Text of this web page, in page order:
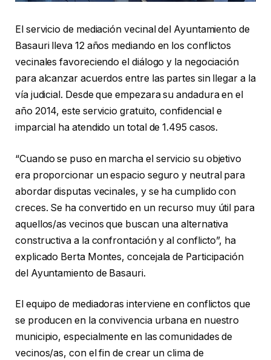
El servicio de mediación vecinal del Ayuntamiento de
Basauri lleva 12 años mediando en los conflictos
vecinales favoreciendo el diálogo y la negociación
para alcanzar acuerdos entre las partes sin llegar a la
vía judicial. Desde que empezara su andadura en el
año 2014, este servicio gratuito, confidencial e
imparcial ha atendido un total de 1.495 casos.
“Cuando se puso en marcha el servicio su objetivo
era proporcionar un espacio seguro y neutral para
abordar disputas vecinales, y se ha cumplido con
creces. Se ha convertido en un recurso muy útil para
aquellos/as vecinos que buscan una alternativa
constructiva a la confrontación y al conflicto”, ha
explicado Berta Montes, concejala de Participación
del Ayuntamiento de Basauri.
El equipo de mediadoras interviene en conflictos que
se producen en la convivencia urbana en nuestro
municipio, especialmente en las comunidades de
vecinos/as, con el fin de crear un clima de